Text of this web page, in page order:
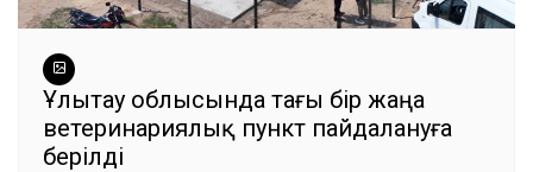
Ұлытау облысында тағы бір жаңа
ветеринариялық пункт пайдалануға
берілді